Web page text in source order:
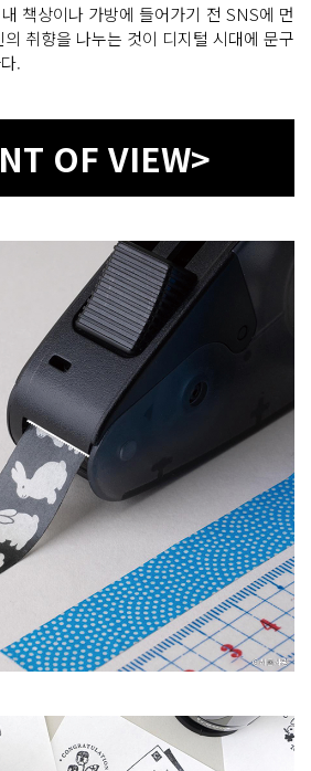
책상이나 가방에 들어가기 전 SNS에 먼
취향을 나누는 것이 디지털 시대에 문구
.
OF VIEW>